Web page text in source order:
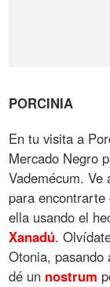
PORCINIA
En tu visita a
Mercado Negro
Vademécum. Ve
para
ella usando el
Xanadú.
Otonia, pasando
dé un nostrum